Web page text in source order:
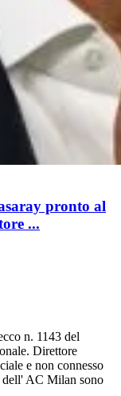
pronto al
...
n. 1143 del
Direttore
e non connesso
dell' AC Milan sono